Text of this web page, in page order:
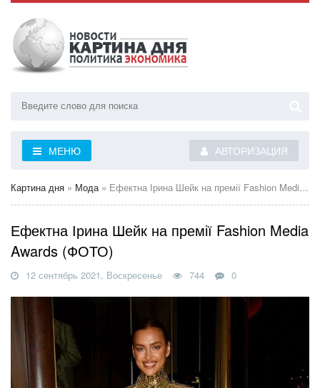
АВТОРИЗАЦИЯ
МЕНЮ
Картина дня » Мода» Ефектна Ірина Шейк на премії Fashion Media Awards (ФОТО)
Ефектна Ірина Шейк на премії Fashion Media
Awards (ФОТО)
12 сентябрь 2021, Воскресенье 744 0